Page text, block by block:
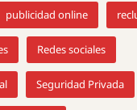
publicidad online
Redes sociales
Seguridad Privada